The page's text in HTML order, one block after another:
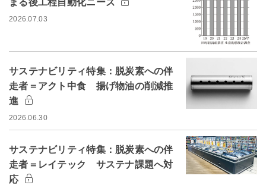
2026.07.03
サステナビリティ特集：脱炭素への伴
走者＝アクト中食 揚げ物油の削減推
進
2026.06.30
サステナビリティ特集：脱炭素への伴
走者＝レイテック サステナ課題へ対
応